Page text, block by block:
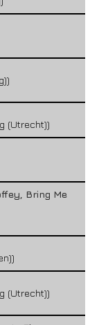
(Utrecht))
Bring Me
(Utrecht))